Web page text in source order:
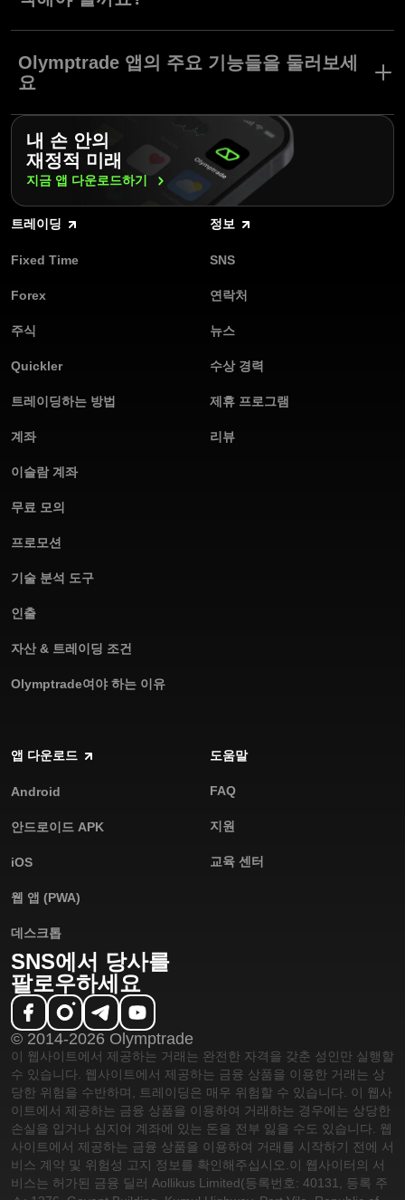
Olymptrade 트레이딩 앱은 iOS, 안드로이드, 데스크탑 버전을 지원
들과 함께 주식, 암호화폐, 원자재 등 다양한 자산들에 접근하세요.
좌로 연습하며 트레이딩 전략을 강화해 줄 고급 도구와 기능들을 사
용할 수 있습니다. 오늘 Olymptrade 앱을 다운로드하고 트레이딩의
넥스트 레벨을 경험하세요.
편리성: 당사 앱을 사용하면 이동 중에도 스마틒폰으로 쉽게 트
사용자 친화적인 인터페이스: 플랫폼을 효율적으로 둘러보고 거
래 내역 조회 등 다양한 기능들에 접근하세요.
보안: 고급 암호화 기술 및 크립토그래피가 사용되어 안전한 거
받으며 믿을 수 있는 ㄴ트레이딩 환경을 보장합니다.
오늘 Olymptrade 앱을 다운로드하고 스마트한 Forex 트레이딩 방
Olymptrade 앱의 주요 기능들을 둘러보세
요
당사 트레이딩 앱의 모든 디테일은 사용자들에게 편안한 트레이딩
경험을 제공하려는 당사 개발자들의 헌신을 보여줍니다.
트레이딩 시작 및 종료: 통화 시세 변화를 거래하고 진입 및 종료
포지션을 입력한 다음, 간편하게 Stop Loss 및 Take Profit 주문
한 주식 등 가장 인기있는 Forex 트레이딩 자산들에 접근하세요.
고객 지원: 당사의 전문 지원팀이 연중무휴 24시간 대기 중이며,
이메일 및 온라인 채팅으로 상담하실 수 있습니다. 평균 대기 시
간은 단 13초 입니다. 14개 언어로 도와드립니다.
낮은 스프레드: 합리적인 가격과 수수료(스프레드 0.6부터, 수수
료 거래당 $4/랏)를 즐겨보세요
당사의 새로운 무료 트레이딩 앱을 활용해 투자자로서의 잠재력을
들이 모인 Olymptrade 커뮤니티에 가입하고 시장 내 최고의 통화
내 손 안의
재정적 미래
지금 앱 다운로드하기
트레이딩
Fixed Time
Forex
주식
Quickler
트레이딩하는 방법
계좌
이슬람 계좌
무료 모의
프로모션
기술 분석 도구
인출
자산 & 트레이딩 조건
Olymptrade여야 하는 이유
정보
SNS
연락처
뉴스
수상 경력
제휴 프로그램
리뷰
앱 다운로드
Android
안드로이드 APK
iOS
웹 앱 (PWA)
데스크톱
도움말
FAQ
지원
교육 센터
SNS에서 당사를
팔로우하세요
© 2014-2026 Olymptrade
이 웹사이트에서 제공하는 거래는 완전한 자격을 갖춘 성인만 실행할
수 있습니다. 웹사이트에서 제공하는 금융 상품을 이용한 거래는 상
당한 위험을 수반하며, 트레이딩은 매우 위험할 수 있습니다. 이 웹사
이트에서 제공하는 금융 상품을 이용하여 거래하는 경우에는 상당한
손실을 입거나 심지어 계좌에 있는 돈을 전부 잃을 수도 있습니다. 웹
사이트에서 제공하는 금융 상품을 이용하여 거래를 시작하기 전에 서
비스 계약 및 위험성 고지 정보를 확인해주십시오. 이 웹사이터의 서
비스는 허가된 금융 딜러 Aollikus Limited(등록번호: 40131, 등록 주